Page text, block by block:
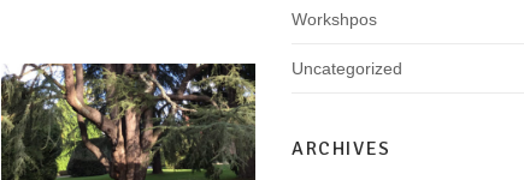
Workshpos
Uncategorized
ARCHIVES